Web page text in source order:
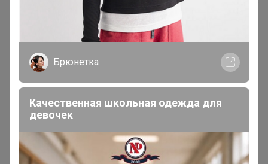
Скидка
Брюнетка
Качественная школьная одежда для
девочек